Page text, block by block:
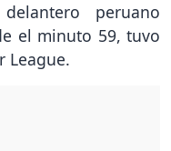
peruano
el minuto 59, tuvo
League.